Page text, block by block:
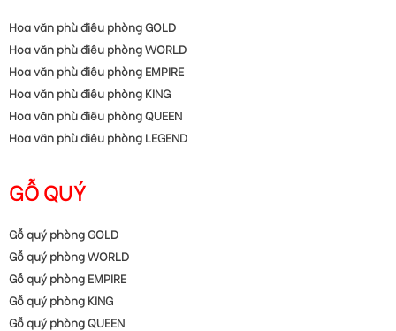
Hoa văn phù điêu phòng GOLD
Hoa văn phù điêu phòng WORLD
Hoa văn phù điêu phòng EMPIRE
Hoa văn phù điêu phòng KING
Hoa văn phù điêu phòng QUEEN
Hoa văn phù điêu phòng LEGEND
GỖ QUÝ
Gỗ quý phòng GOLD
Gỗ quý phòng WORLD
Gỗ quý phòng EMPIRE
Gỗ quý phòng KING
Gỗ quý phòng QUEEN